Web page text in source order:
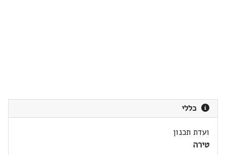
כללי
ועדת תכנון
טירה